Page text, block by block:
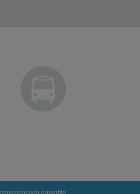
non garantita